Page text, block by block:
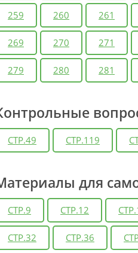
259 260 261
269 270 271
279 280 281
СТР.49 СТР.119
для
СТР.9 СТР.12
СТР.32 СТР.36